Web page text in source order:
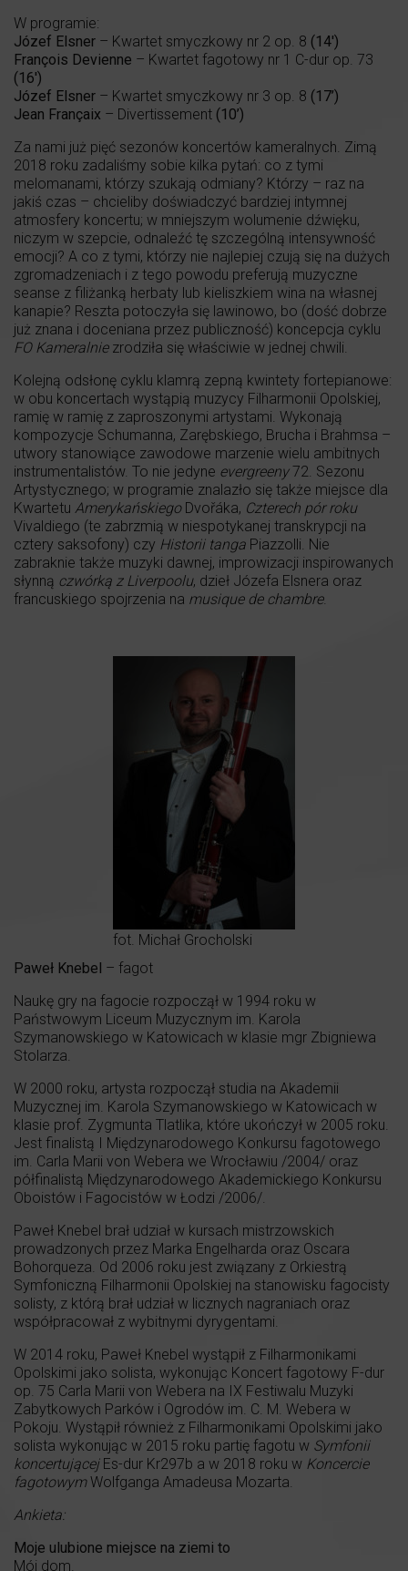
W programie:
Józef Elsner – Kwartet smyczkowy nr 2 op. 8 (14′)
François Devienne – Kwartet fagotowy nr 1 C-dur op. 73
(16′)
Józef Elsner – Kwartet smyczkowy nr 3 op. 8 (17’)
Jean Françaix – Divertissement (10’)
Za nami już pięć sezonów koncertów kameralnych. Zimą
2018 roku zadaliśmy sobie kilka pytań: co z tymi
melomanami, którzy szukają odmiany? Którzy – raz na
jakiś czas – chcieliby doświadczyć bardziej intymnej
atmosfery koncertu; w mniejszym wolumenie dźwięku,
niczym w szepcie, odnaleźć tę szczególną intensywność
emocji? A co z tymi, którzy nie najlepiej czują się na dużych
zgromadzeniach i z tego powodu preferują muzyczne
seanse z filiżanką herbaty lub kieliszkiem wina na własnej
kanapie? Reszta potoczyła się lawinowo, bo (dość dobrze
już znana i doceniana przez publiczność) koncepcja cyklu
FO Kameralniezrodziła się właściwie w jednej chwili.
Kolejną odsłonę cyklu klamrą zepną kwintety fortepianowe:
w obu koncertach wystąpią muzycy Filharmonii Opolskiej,
ramię w ramię z zaproszonymi artystami. Wykonają
kompozycje Schumanna, Zarębskiego, Brucha i Brahmsa –
utwory stanowiące zawodowe marzenie wielu ambitnych
instrumentalistów. To nie jedyne evergreeny72. Sezonu
Artystycznego; w programie znalazło się także miejsce dla
Kwartetu AmerykańskiegoDvořáka, Czterech pór roku
Vivaldiego (te zabrzmią w niespotykanej transkrypcji na
cztery saksofony) czy Historii tanga Piazzolli. Nie
zabraknie także muzyki dawnej, improwizacji inspirowanych
słynną czwórką z Liverpoolu, dzieł Józefa Elsnera oraz
francuskiego spojrzenia na musique de chambre.
fot. Michał Grocholski
Paweł Knebel – fagot
Naukę gry na fagocie rozpoczął w 1994 roku w
Państwowym Liceum Muzycznym im. Karola
Szymanowskiego w Katowicach w klasie mgr Zbigniewa
Stolarza.
W 2000 roku, artysta rozpoczął studia na Akademii
Muzycznej im. Karola Szymanowskiego w Katowicach w
klasie prof. Zygmunta Tlatlika, które ukończył w 2005 roku.
Jest finalistą I Międzynarodowego Konkursu fagotowego
im. Carla Marii von Webera we Wrocławiu /2004/ oraz
półfinalistą Międzynarodowego Akademickiego Konkursu
Oboistów i Fagocistów w Łodzi /2006/.
Paweł Knebel brał udział w kursach mistrzowskich
prowadzonych przez Marka Engelharda oraz Oscara
Bohorqueza. Od 2006 roku jest związany z Orkiestrą
Symfoniczną Filharmonii Opolskiej na stanowisku fagocisty
solisty, z którą brał udział w licznych nagraniach oraz
współpracował z wybitnymi dyrygentami.
W 2014 roku, Paweł Knebel wystąpił z Filharmonikami
Opolskimi jako solista, wykonując Koncert fagotowy F-dur
op. 75 Carla Marii von Webera na IX Festiwalu Muzyki
Zabytkowych Parków i Ogrodów im. C. M. Webera w
Pokoju. Wystąpił również z Filharmonikami Opolskimi jako
solista wykonując w 2015 roku partię fagotu w Symfonii
koncertującejEs-dur Kr297b a w 2018 roku w Koncercie
fagotowymWolfganga Amadeusa Mozarta.
Ankieta:
Moje ulubione miejsce na ziemi to
Mój dom.